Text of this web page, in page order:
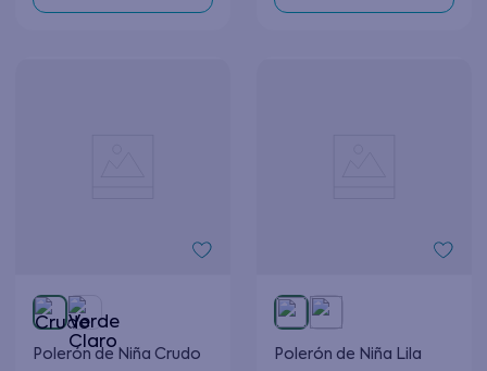
Polerón de Niña Crudo Polerón de Niña Lila